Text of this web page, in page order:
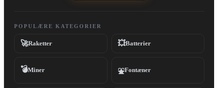
POPULÆRE KATEGORIER
🚀Raketter 💥Batterier
💣Miner ⛲Fontæner